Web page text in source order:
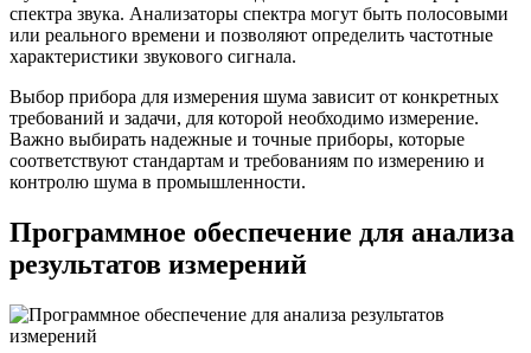
спектра звука. Анализаторы спектра могут быть полосовыми
или реального времени и позволяют определить частотные
характеристики звукового сигнала.
Выбор прибора для измерения шума зависит от конкретных
требований и задачи, для которой необходимо измерение.
Важно выбирать надежные и точные приборы, которые
соответствуют стандартам и требованиям по измерению и
контролю шума в промышленности.
Программное обеспечение для анализа
результатов измерений